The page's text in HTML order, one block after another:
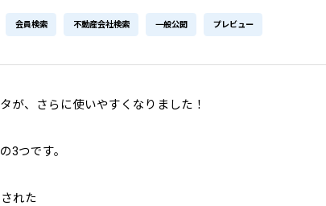
会員検索 不動産会社検索 一般公開 プレビュー
が、さらに使いやすくなりました！
3つです。
れた